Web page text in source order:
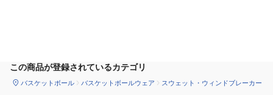
この商品が登録されているカテゴリ
バスケットボール バスケットボールウェア スウェット・ウィンドブレーカー